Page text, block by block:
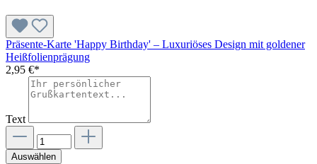
Präsente-Karte 'Happy Birthday' – Luxuriöses Design mit goldener
Heißfolienprägung
2,95 €*
Text
Auswählen